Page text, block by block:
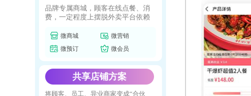
品牌专属商城，顾客在线点餐、消
费，一定程度上摆脱外卖平台依赖
微商城
微营销
微预订
微会员
共享店铺方案
将顾客、员工、异业商家变成“合伙